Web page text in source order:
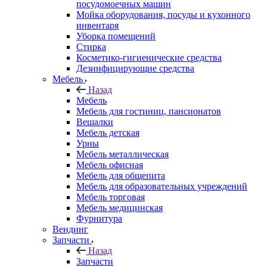
посудомоечных машин
Мойка оборудования, посуды и кухонного
инвентаря
Уборка помещений
Стирка
Косметико-гигиенические средства
Дезинфицирующие средства
Мебель
Назад
Мебель
Мебель для гостиниц, пансионатов
Вешалки
Мебель детская
Урны
Мебель металлическая
Мебель офисная
Мебель для общепита
Мебель для образовательных учреждений
Мебель торговая
Мебель медицинская
Фурнитура
Вендинг
Запчасти
Назад
Запчасти